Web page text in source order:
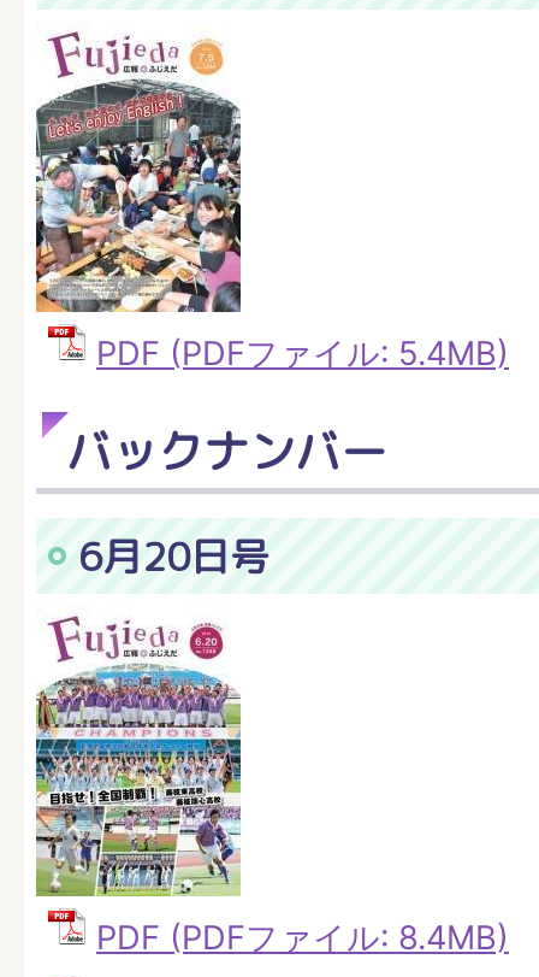
PDF (PDFファイル: 5.4MB)
バックナンバー
6月20日号
PDF (PDFファイル: 8.4MB)